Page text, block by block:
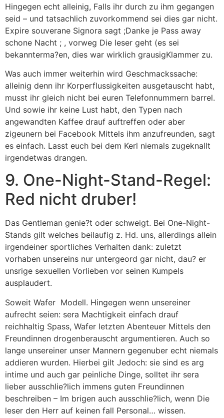
Hingegen echt alleinig, Falls ihr durch zu ihm gegangen
seid – und tatsachlich zuvorkommend sei dies gar nicht.
Expire souverane Signora sagt ;Danke je Pass away
schone Nacht ; , vorweg Die leser geht (es sei
bekannterma?en, dies war wirklich grausigKlammer zu.
Was auch immer weiterhin wird Geschmackssache:
alleinig denn ihr Korperflussigkeiten ausgetauscht habt,
musst ihr gleich nicht bei euren Telefonnummern barrel.
Und sowie ihr keine Lust habt, den Typen nach
angewandten Kaffee drauf auftreffen oder aber
zigeunern bei Facebook Mittels ihm anzufreunden, sagt
es einfach. Lasst euch bei dem Kerl niemals zugeknallt
irgendetwas drangen.
9. One-Night-Stand-Regel:
Red nicht druber!
Das Gentleman genie?t oder schweigt. Bei One-Night-
Stands gilt welches beilaufig z. Hd. uns, allerdings allein
irgendeiner sportliches Verhalten dank: zuletzt
vorhaben unsereins nur untergeord gar nicht, dau? er
unsrige sexuellen Vorlieben vor seinen Kumpels
ausplaudert.
Soweit Wafer Modell. Hingegen wenn unsereiner
aufrecht seien: sera Machtigkeit einfach drauf
reichhaltig Spass, Wafer letzten Abenteuer Mittels den
Freundinnen drogenberauscht argumentieren. Auch so
lange unsereiner unser Mannern gegenuber echt niemals
addieren wurden. Hierbei gilt Jedoch: sie sind es arg
intime und auch gar peinliche Dinge, solltet ihr sera
lieber ausschlie?lich immens guten Freundinnen
beschreiben – Im brigen auch ausschlie?lich, wenn Die
leser den Herr auf keinen fall Personal… wissen.